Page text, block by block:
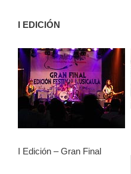
I EDICIÓN
I Edición – Gran Final